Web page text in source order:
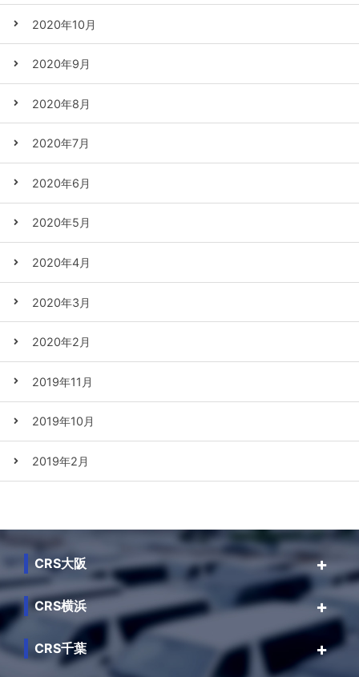
2020年10月
2020年9月
2020年8月
2020年7月
2020年6月
2020年5月
2020年4月
2020年3月
2020年2月
2019年11月
2019年10月
2019年2月
CRS大阪
CRS横浜
CRS千葉